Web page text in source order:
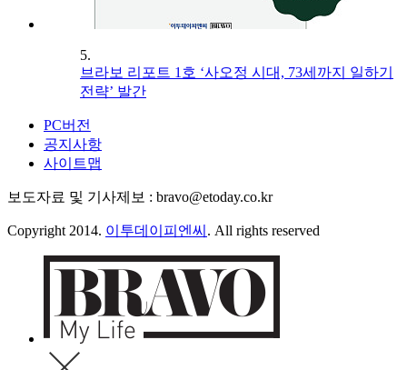
5.
브라보 리포트 1호 ‘사오정 시대, 73세까지 일하기
전략’ 발간
PC버전
공지사항
사이트맵
보도자료 및 기사제보 : bravo@etoday.co.kr
Copyright 2014. 이투데이피엔씨 . All rights reserved